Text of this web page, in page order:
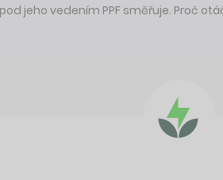
jeho vedením PPF směřuje. Proč